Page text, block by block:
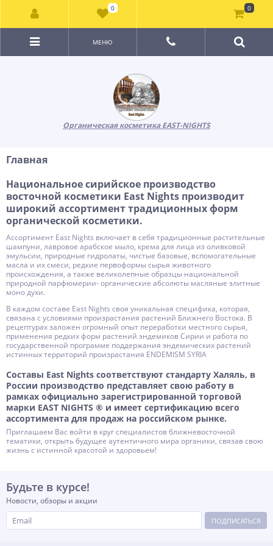
Органическая косметика EAST-NIGHTS
МЕНЮ
Главная
Национальное сирийское производство
восточной косметики East Nights производит
широкий ассортимент традиционных форм
органической косметики.
Ассортимент East Nights включает в себя традиционные растительные
шампуни, лавровое арабское мыло, крема для лица из оливковой
эмульсии, природные гидролаты, чистые базовые, вспомогательные
масла и их смеси, редкие первоформы сырья животного
происхождения, а также великолепные образцы национальной
природной парфюмерии- органические абсолюты масляные элитные
моно духи.
В каждом составе East Nights своя уникальная специфика, которая,
связана с условиями произрастания растений Ближнего Востока. В
рецептурах заложен огромный опыт переработки местного сырья,
применения редких форм растений эндемиков Сирии и работа по
государственной программе поддержания эндемических растений
истинных территорий произрастания ENDEMISM SYRIA
Составы East Nights соответствуют стандарту Халяль, в
России производство представляет свою работу в
рамках официально зарегистрированной торговой
марки EAST NIGHTS ® и имеет сертификацию всего
ассортимента для продаж на российском рынке.
Приглашаем Вас войти в круг специалистов ближневосточной
тематики, открыть будущее аутентичного мира органики, связав свою
жизнь с истинной красотой и здоровьем!
Будьте в курсе!
Новости, обзоры и акции
ПОДПИСАТЬСЯ
0 0